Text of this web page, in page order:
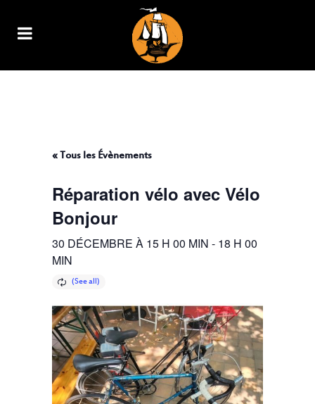
« Tous les Évènements
Réparation vélo avec Vélo
Bonjour
30 DÉCEMBRE À 15 H 00 MIN - 18 H 00
MIN